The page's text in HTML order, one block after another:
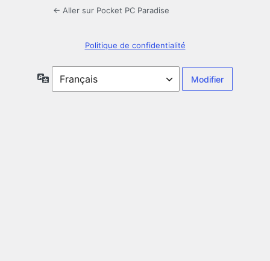
← Aller sur Pocket PC Paradise
Politique de confidentialité
Langue